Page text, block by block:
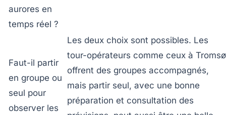
aurores en
temps réel ?
Faut-il partir
en groupe ou
seul pour
observer les
Les deux choix sont possibles. Les
tour-opérateurs comme ceux à Tromsø
offrent des groupes accompagnés,
mais partir seul, avec une bonne
préparation et consultation des